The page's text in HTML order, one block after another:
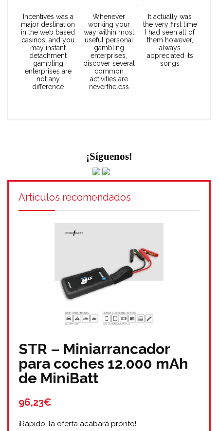
Incentives was a
major destination
in the web based
casinos, and you
may instant
detachment
gambling
enterprises are
not any
difference
Whenever
working your
way within most
useful personal
gambling
enterprises,
discover several
common
activities are
nevertheless
It actually was
the very first time
I had seen all of
them however,
always
appreciated its
songs
¡Síguenos!
Artículos recomendados
STR – Miniarrancador
para coches 12.000 mAh
de MiniBatt
96,23€
¡Rápido, la oferta acabará pronto!